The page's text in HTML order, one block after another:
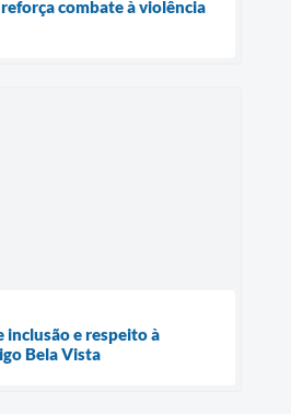
combate à violência
e respeito à
Bela Vista